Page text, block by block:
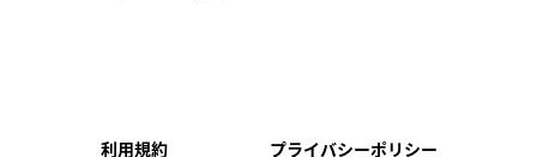
利用規約 プライバシーポリシー